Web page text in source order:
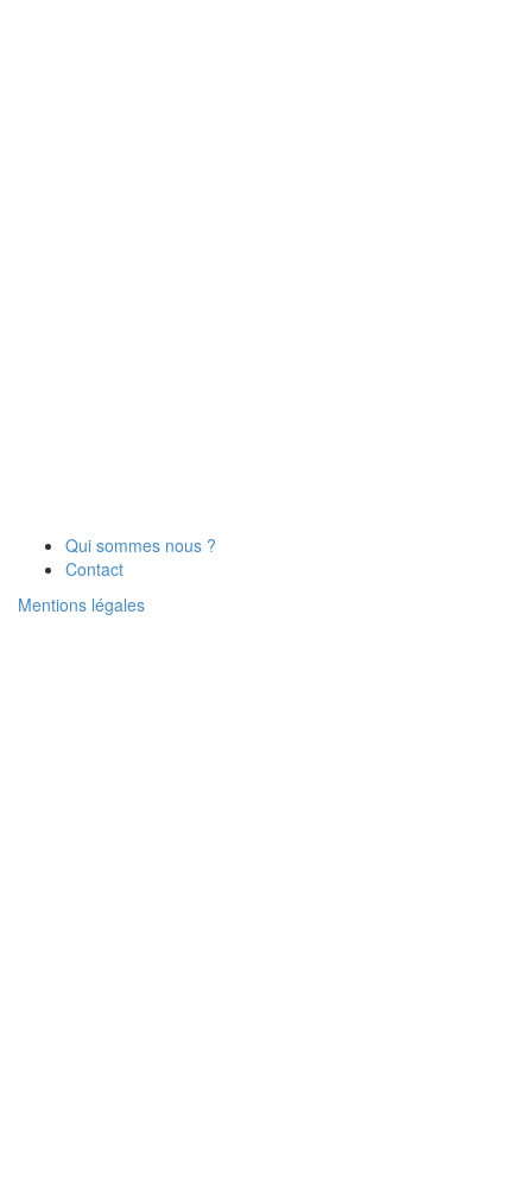
Qui sommes nous ?
Contact
Mentions légales